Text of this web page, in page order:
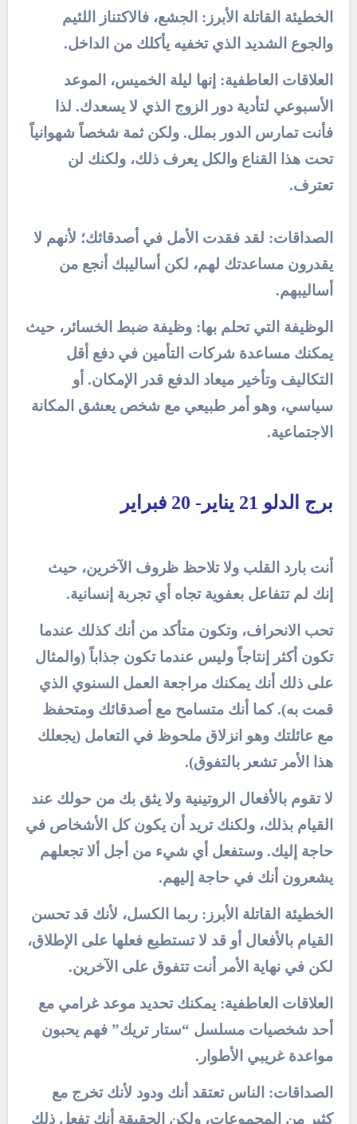
الخطيئة القاتلة الأبرز: الجشع، فالاكتناز اللئيم
والجوع الشديد الذي تخفيه يأكلك من الداخل.
العلاقات العاطفية: إنها ليلة الخميس، الموعد
الأسبوعي لتأدية دور الزوج الذي لا يسعدك. لذا
فأنت تمارس الدور بملل. ولكن ثمة شخصاً شهوانياً
تحت هذا القناع والكل يعرف ذلك، ولكنك لن
تعترف.
الصداقات: لقد فقدت الأمل في أصدقائك؛ لأنهم لا
يقدرون مساعدتك لهم، لكن أساليبك أنجع من
أساليبهم.
الوظيفة التي تحلم بها: وظيفة ضبط الخسائر، حيث
يمكنك مساعدة شركات التأمين في دفع أقل
التكاليف وتأخير ميعاد الدفع قدر الإمكان. أو
سياسي، وهو أمر طبيعي مع شخص يعشق المكانة
الاجتماعية.
برج الدلو 21 يناير- 20 فبراير
أنت بارد القلب ولا تلاحظ ظروف الآخرين، حيث
إنك لم تتفاعل بعفوية تجاه أي تجربة إنسانية.
تحب الانحراف، وتكون متأكد من أنك كذلك عندما
تكون أكثر إنتاجاً وليس عندما تكون جذاباً (والمثال
على ذلك أنك يمكنك مراجعة العمل السنوي الذي
قمت به). كما أنك متسامح مع أصدقائك ومتحفظ
مع عائلتك وهو انزلاق ملحوظ في التعامل (يجعلك
هذا الأمر تشعر بالتفوق).
لا تقوم بالأفعال الروتينية ولا يثق بك من حولك عند
القيام بذلك، ولكنك تريد أن يكون كل الأشخاص في
حاجة إليك. وستفعل أي شيء من أجل ألا تجعلهم
يشعرون أنك في حاجة إليهم.
الخطيئة القاتلة الأبرز: ربما الكسل، لأنك قد تحسن
القيام بالأفعال أو قد لا تستطيع فعلها على الإطلاق،
لكن في نهاية الأمر أنت تتفوق على الآخرين.
العلاقات العاطفية: يمكنك تحديد موعد غرامي مع
أحد شخصيات مسلسل “ستار تريك” فهم يحبون
مواعدة غريبي الأطوار.
الصداقات: الناس تعتقد أنك ودود لأنك تخرج مع
كثير من المجموعات، ولكن الحقيقة أنك تفعل ذلك